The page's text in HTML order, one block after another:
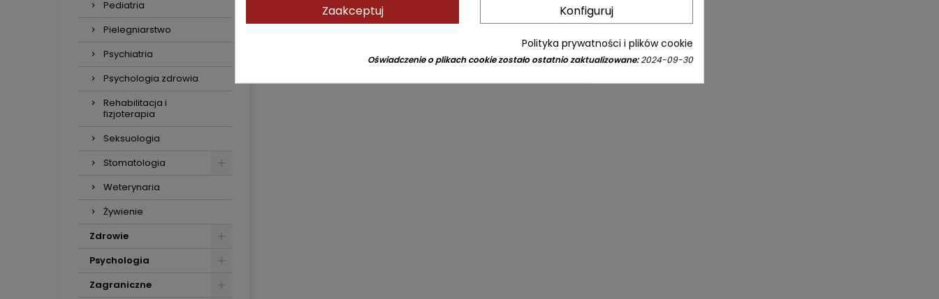
Pediatria
Pielegniarstwo
Psychiatria
Psychologia zdrowia
Rehabilitacja i
fizjoterapia
Seksuologia
Stomatologia
Weterynaria
Żywienie
Zdrowie
Psychologia
Zagraniczne
Zaakceptuj Konfiguruj
Polityka prywatności i plików cookie
Oświadczenie o plikach cookie zostało ostatnio zaktualizowane:2024-09-30